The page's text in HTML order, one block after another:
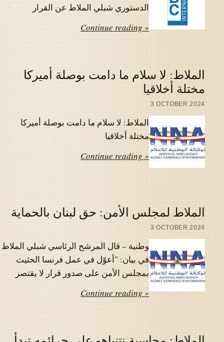
الدستوري شبلي الملاط عن القرار
Continue reading »
الملاط: لا سلام ما دامت بوصلة أميركا
مختلة أخلاقيا
3 OCTOBER 2024
الملاط: لا سلام ما دامت بوصلة أميركا
مختلة أخلاقيا
Continue reading »
الملاط لمجلس الأمن: حق لبنان بالحماية
3 OCTOBER 2024
وطنية – قال المرشح الرئاسي شبلي الملاط
في بيان: "أعوّل في عمل فرنسا الحثيث
بمجلس الأمن على صدور قرار لا يقتصر
Continue reading »